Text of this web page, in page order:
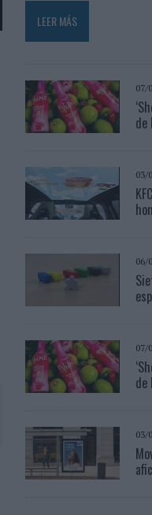
LEER MÁS
07/
de
03/
06/
07/
de
03/